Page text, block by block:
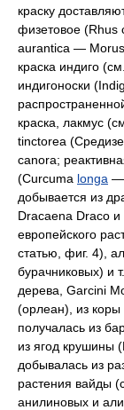
краску
физетовое (Rhus
aurantica — Morus
краска индиго
индигоноски
краска, лакмус
tinctorea
canora;
(Curcuma longa —
добывается из
Dracaena Draco
европейского
статью, фиг. 4),
бурачниковых) и
дерева, Garcini
(орлеан), из
получалась из
из ягод крушины
добывалась из
растения вайды
анилиновых и